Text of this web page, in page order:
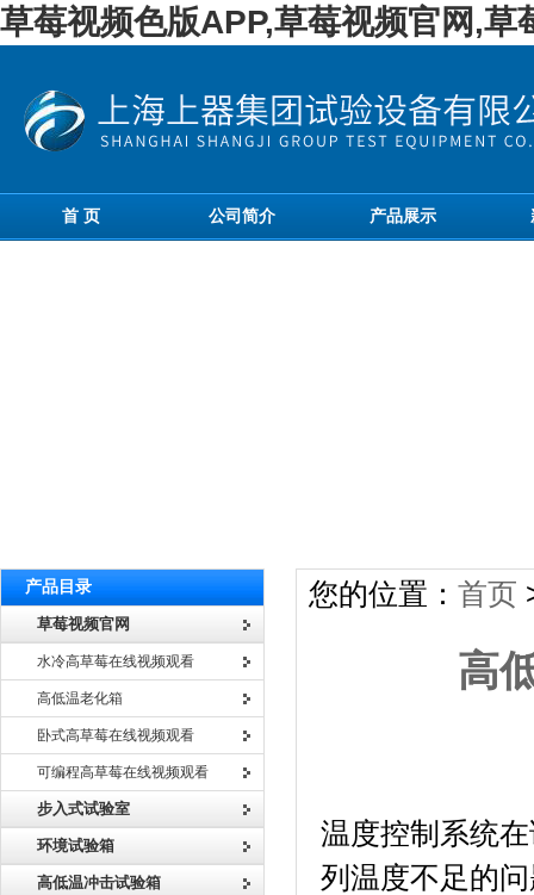
草莓视频色版APP,草莓视频官网,
首 页 公司简介 产品展示
产品目录
草莓视频官网
水冷高草莓在线视频观看
高低温老化箱
卧式高草莓在线视频观看
可编程高草莓在线视频观看
步入式试验室
环境试验箱
高低温冲击试验箱
您的位置： 首页
高
温度控制系统在
列温度不足的问